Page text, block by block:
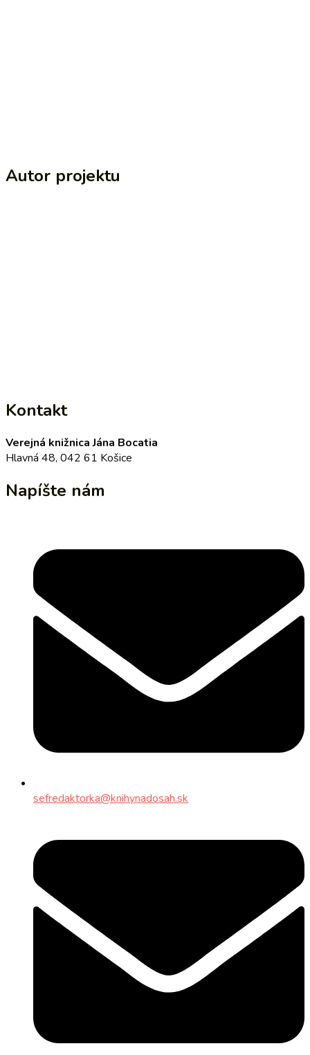
Autor projektu
Kontakt
Verejná knižnica Jána Bocatia
Hlavná 48, 042 61 Košice
Napíšte nám
sefredaktorka@knihynadosah.sk